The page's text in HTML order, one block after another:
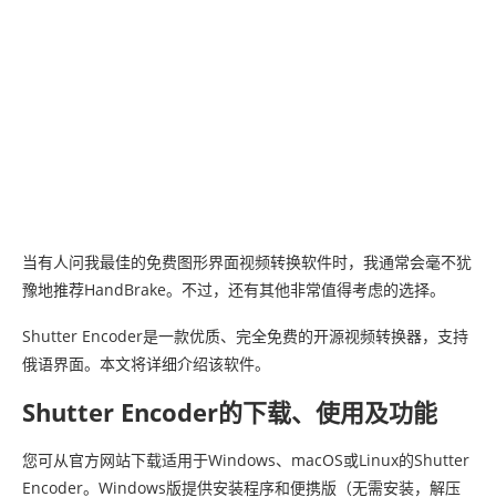
当有人问我最佳的免费图形界面视频转换软件时，我通常会毫不犹
豫地推荐HandBrake。不过，还有其他非常值得考虑的选择。
Shutter Encoder是一款优质、完全免费的开源视频转换器，支持
俄语界面。本文将详细介绍该软件。
Shutter Encoder的下载、使用及功能
您可从官方网站下载适用于Windows、macOS或Linux的Shutter
Encoder。Windows版提供安装程序和便携版（无需安装，解压